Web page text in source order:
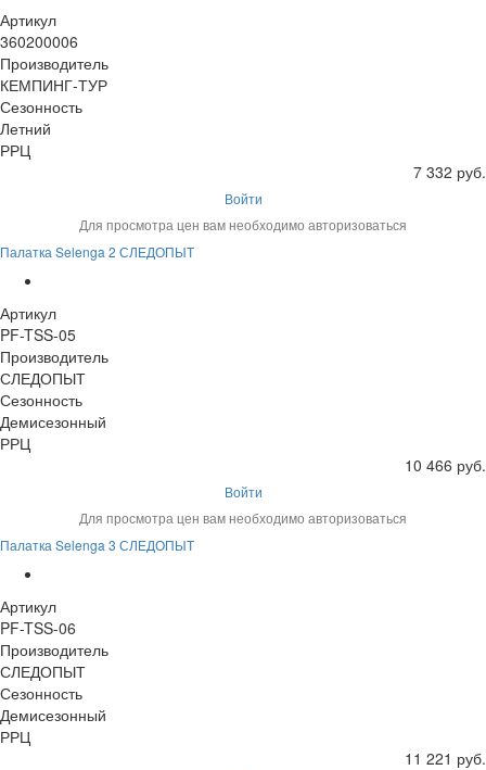
Артикул
360200006
Производитель
КЕМПИНГ-ТУР
Сезонность
Летний
РРЦ
7 332 руб.
Войти
Для просмотра цен вам необходимо авторизоваться
Палатка Selenga 2 СЛЕДОПЫТ
Артикул
PF-TSS-05
Производитель
СЛЕДОПЫТ
Сезонность
Демисезонный
РРЦ
10 466 руб.
Войти
Для просмотра цен вам необходимо авторизоваться
Палатка Selenga 3 СЛЕДОПЫТ
Артикул
PF-TSS-06
Производитель
СЛЕДОПЫТ
Сезонность
Демисезонный
РРЦ
11 221 руб.